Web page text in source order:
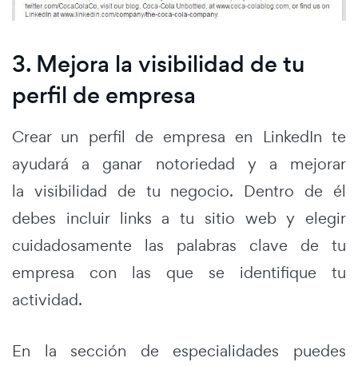
3. Mejora la visibilidad de tu
perfil de empresa
Crear un perfil de empresa en LinkedIn te
ayudará a ganar notoriedad y a mejorar
la visibilidad de tu negocio. Dentro de él
debes incluir links a tu sitio web y elegir
cuidadosamente las palabras clave de tu
empresa con las que se identifique tu
actividad.
En la sección de especialidades puedes